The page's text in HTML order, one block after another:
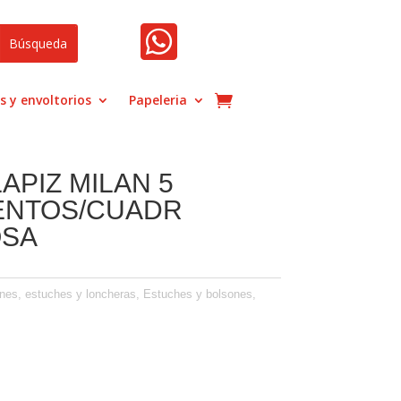

y envoltorios Papeleria
MILAN 5
CUADR
estuches y loncheras Estuches y bolsones